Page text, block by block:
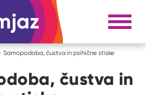
#to sem jaz Razpri
Samopodoba, čustva in psihične stiske
čustva in